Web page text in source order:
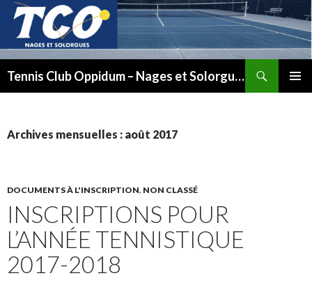
Tennis Club Oppidum – Nages et Solorgues
Archives mensuelles : août 2017
DOCUMENTS À L'INSCRIPTION, NON CLASSÉ
INSCRIPTIONS POUR
L’ANNÉE TENNISTIQUE
2017-2018